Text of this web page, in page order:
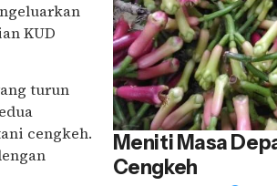
KUD
turun
cengkeh.
Meniti Masa
Cengkeh